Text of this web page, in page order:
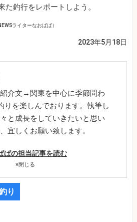
た釣行をレポートしよう。
ライターなおぱぱ）
2023年5月18日
介文→関東を中心に季節問わ
りを楽しんでおります。執筆し
と成長をしていきたいと思い
宜しくお願い致します。
ぱの担当記事を読む
×閉じる
り